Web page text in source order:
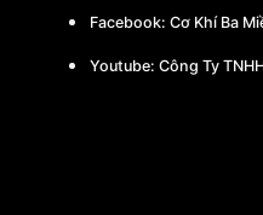
Facebook: Cơ Khí Ba
Youtube: Công Ty